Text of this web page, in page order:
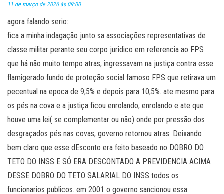
11 de março de 2026 às 09:00
agora falando serio:
fica a minha indagação junto sa associações representativas de
classe militar perante seu corpo juridico em referencia ao FPS
que há não muito tempo atras, ingressavam na justiça contra esse
flamigerado fundo de proteção social famoso FPS que retirava um
pecentual na epoca de 9,5% e depois para 10,5%. ate mesmo para
os pés na cova e a justiça ficou enrolando, enrolando e ate que
houve uma lei( se complementar ou não) onde por pressão dos
desgraçados pés nas covas, governo retornou atras. Deixando
bem claro que esse dEsconto era feito baseado no DOBRO DO
TETO DO INSS E SÓ ERA DESCONTADO A PREVIDENCIA ACIMA
DESSE DOBRO DO TETO SALARIAL DO INSS todos os
funcionarios publicos. em 2001 o governo sancionou essa